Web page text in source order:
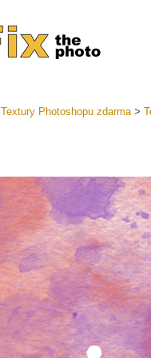
Služby
LR
nabídek
Mobilní
Textury Photoshopu zdarma>